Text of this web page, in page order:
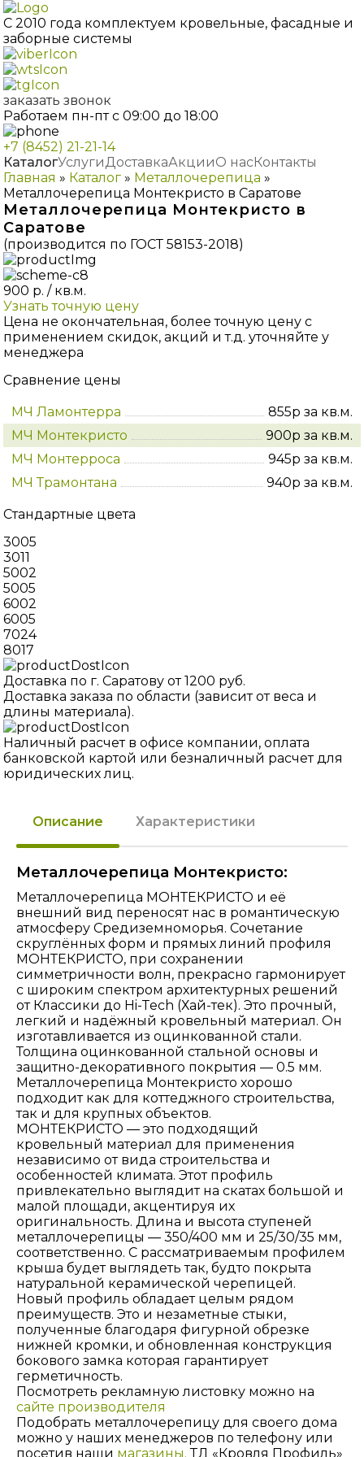
С 2010 года комплектуем кровельные, фасадные и
заборные системы
заказать звонок
Работаем пн-пт с 09:00 до 18:00
+7 (8452) 21-21-14
КаталогУслугиДоставкаАкцииО насКонтакты
Главная » Каталог » Металлочерепица »
Металлочерепица Монтекристо в Саратове
Металлочерепица Монтекристо в
Саратове
(производится по ГОСТ 58153-2018)
900 р. / кв.м.
Узнать точную цену
Цена не окончательная, более точную цену с
применением скидок, акций и т.д. уточняйте у
менеджера
Сравнение цены
МЧ Ламонтерра
855р за кв.м.
МЧ Монтекристо
900р за кв.м.
МЧ Монтерроса
945р за кв.м.
МЧ Трамонтана
940р за кв.м.
Стандартные цвета
3005
3011
5002
5005
6002
6005
7024
8017
Доставка по г. Саратову от 1200 руб.
Доставка заказа по области (зависит от веса и
длины материала).
Наличный расчет в офисе компании, оплата
банковской картой или безналичный расчет для
юридических лиц.
Описание Характеристики
Металлочерепица Монтекристо:
Металлочерепица МОНТЕКРИСТО и её
внешний вид переносят нас в романтическую
атмосферу Средиземноморья. Сочетание
скруглённых форм и прямых линий профиля
МОНТЕКРИСТО, при сохранении
симметричности волн, прекрасно гармонирует
с широким спектром архитектурных решений
от Классики до Hi-Tech (Хай-тек). Это прочный,
легкий и надёжный кровельный материал. Он
изготавливается из оцинкованной стали.
Толщина оцинкованной стальной основы и
защитно-декоративного покрытия — 0.5 мм.
Металлочерепица Монтекристо хорошо
подходит как для коттеджного строительства,
так и для крупных объектов.
МОНТЕКРИСТО ― это подходящий
кровельный материал для применения
независимо от вида строительства и
особенностей климата. Этот профиль
привлекательно выглядит на скатах большой и
малой площади, акцентируя их
оригинальность. Длина и высота ступеней
металлочерепицы ― 350/400 мм и 25/30/35 мм,
соответственно. С рассматриваемым профилем
крыша будет выглядеть так, будто покрыта
натуральной керамической черепицей.
Новый профиль обладает целым рядом
преимуществ. Это и незаметные стыки,
полученные благодаря фигурной обрезке
нижней кромки, и обновленная конструкция
бокового замка которая гарантирует
герметичность.
Посмотреть рекламную листовку можно на
сайте производителя
Подобрать металлочерепицу для своего дома
можно у наших менеджеров по телефону или
посетив наши магазины. ТД «Кровля Профиль»